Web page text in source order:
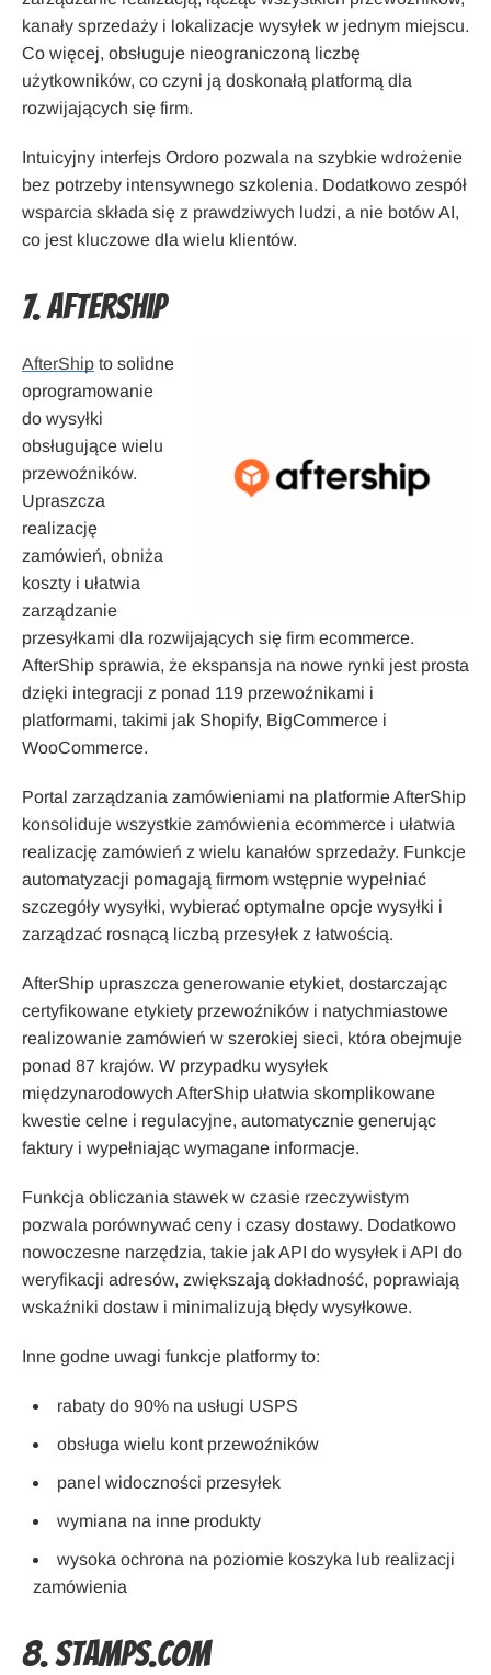
kanały sprzedaży i lokalizacje wysyłek w jednym miejscu.
Co więcej, obsługuje nieograniczoną liczbę
użytkowników, co czyni ją doskonałą platformą dla
rozwijających się firm.
Intuicyjny interfejs Ordoro pozwala na szybkie wdrożenie
bez potrzeby intensywnego szkolenia. Dodatkowo zespół
wsparcia składa się z prawdziwych ludzi, a nie botów AI,
co jest kluczowe dla wielu klientów.
7. AfterShip
AfterShip to solidne
oprogramowanie
do wysyłki
obsługujące wielu
przewoźników.
Upraszcza
realizację
zamówień, obniża
koszty i ułatwia
zarządzanie
przesyłkami dla rozwijających się firm ecommerce.
AfterShip sprawia, że ekspansja na nowe rynki jest prosta
dzięki integracji z ponad 119 przewoźnikami i
platformami, takimi jak Shopify, BigCommerce i
WooCommerce.
Portal zarządzania zamówieniami na platformie AfterShip
konsoliduje wszystkie zamówienia ecommerce i ułatwia
realizację zamówień z wielu kanałów sprzedaży. Funkcje
automatyzacji pomagają firmom wstępnie wypełniać
szczegóły wysyłki, wybierać optymalne opcje wysyłki i
zarządzać rosnącą liczbą przesyłek z łatwością.
AfterShip upraszcza generowanie etykiet, dostarczając
certyfikowane etykiety przewoźników i natychmiastowe
realizowanie zamówień w szerokiej sieci, która obejmuje
ponad 87 krajów. W przypadku wysyłek
międzynarodowych AfterShip ułatwia skomplikowane
kwestie celne i regulacyjne, automatycznie generując
faktury i wypełniając wymagane informacje.
Funkcja obliczania stawek w czasie rzeczywistym
pozwala porównywać ceny i czasy dostawy. Dodatkowo
nowoczesne narzędzia, takie jak API do wysyłek i API do
weryfikacji adresów, zwiększają dokładność, poprawiają
wskaźniki dostaw i minimalizują błędy wysyłkowe.
Inne godne uwagi funkcje platformy to:
rabaty do 90% na usługi USPS
obsługa wielu kont przewoźników
panel widoczności przesyłek
wymiana na inne produkty
wysoka ochrona na poziomie koszyka lub realizacji
zamówienia
8. Stamps.com